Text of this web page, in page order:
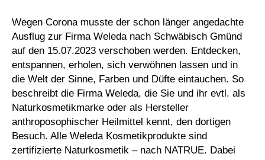
Wegen Corona musste der schon länger angedachte
Ausflug zur Firma Weleda nach Schwäbisch Gmünd
auf den 15.07.2023 verschoben werden. Entdecken,
entspannen, erholen, sich verwöhnen lassen und in
die Welt der Sinne, Farben und Düfte eintauchen. So
beschreibt die Firma Weleda, die Sie und ihr evtl. als
Naturkosmetikmarke oder als Hersteller
anthroposophischer Heilmittel kennt, den dortigen
Besuch. Alle Weleda Kosmetikprodukte sind
zertifizierte Naturkosmetik – nach NATRUE. Dabei